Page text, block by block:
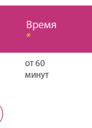
Время
*
от 60
минут